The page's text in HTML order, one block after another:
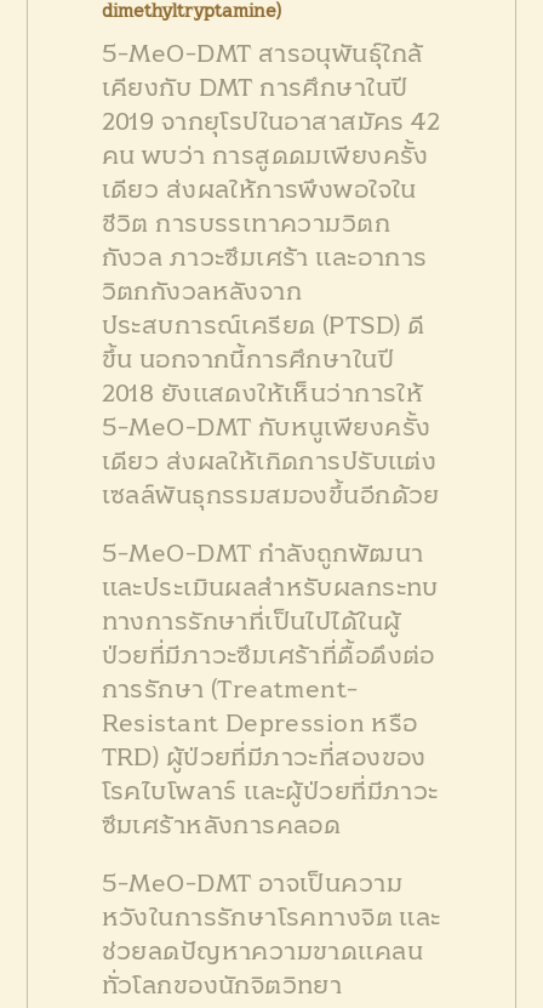
dimethyltryptamine)
5-MeO-DMT สารอนุพันธุ์ใกล้
เคียงกับ DMT การศึกษาในปี
2019 จากยุโรปในอาสาสมัคร 42
คน พบว่า การสูดดมเพียงครั้ง
เดียว ส่งผลให้การพึงพอใจใน
ชีวิต การบรรเทาความวิตก
กังวล ภาวะซึมเศร้า และอาการ
วิตกกังวลหลังจาก
ประสบการณ์เครียด (PTSD) ดี
ขึ้น นอกจากนี้การศึกษาในปี
2018 ยังแสดงให้เห็นว่าการให้
5-MeO-DMT กับหนูเพียงครั้ง
เดียว ส่งผลให้เกิดการปรับแต่ง
เซลล์พันธุกรรมสมองขึ้นอีกด้วย
5-MeO-DMT กำลังถูกพัฒนา
และประเมินผลสำหรับผลกระทบ
ทางการรักษาที่เป็นไปได้ในผู้
ป่วยที่มีภาวะซึมเศร้าที่ดื้อดึงต่อ
การรักษา (Treatment-
Resistant Depression หรือ
TRD) ผู้ป่วยที่มีภาวะที่สองของ
โรคไบโพลาร์ และผู้ป่วยที่มีภาวะ
ซึมเศร้าหลังการคลอด
5-MeO-DMT อาจเป็นความ
หวังในการรักษาโรคทางจิต และ
ช่วยลดปัญหาความขาดแคลน
ทั่วโลกของนักจิตวิทยา